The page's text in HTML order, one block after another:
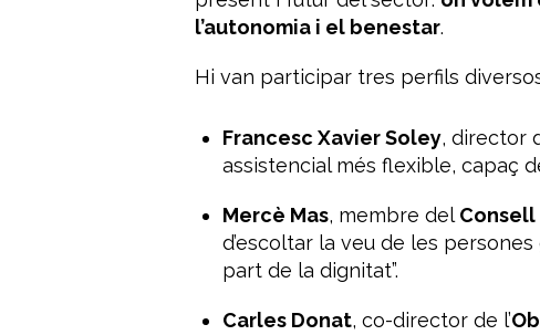
l’autonomia i el benestar.
Hi van participar tres perfils
Francesc Xavier Soley, director
assistencial més flexible, capaç
Mercè Mas, membre del Consell
d’escoltar la veu de les
part de la dignitat”.
Carles Donat, co-director de l’